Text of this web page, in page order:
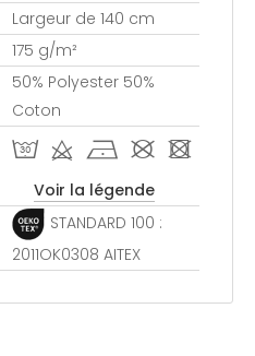
Largeur de 140 cm
175 g/m²
50% Polyester 50%
Coton
C d h # -
Voir la légende
STANDARD 100 :
2011OK0308 AITEX